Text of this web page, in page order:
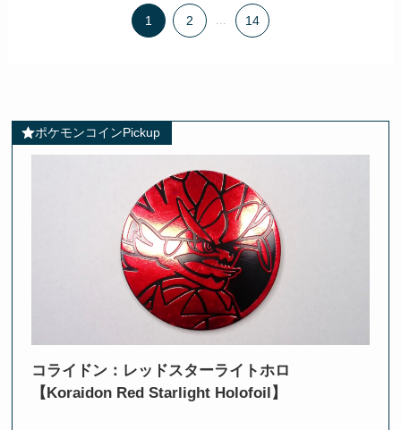
1 2 ... 14
ポケモンコインPickup
コライドン：レッドスターライトホロ
【Koraidon Red Starlight Holofoil】